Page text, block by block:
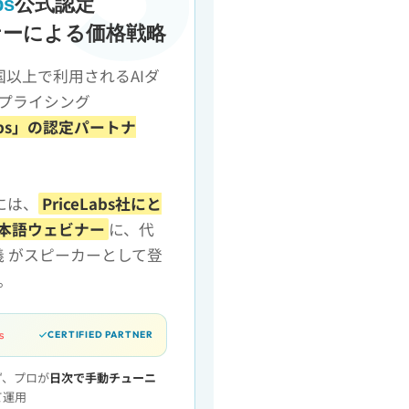
による価格戦略
以上で利用されるAIダ
ライシング
」の認定パートナ
、
PriceLabs社にと
語ウェビナー に、代
がスピーカーとして登
CERTIFIED PARTNER
プロが日次で手動チューニ
用